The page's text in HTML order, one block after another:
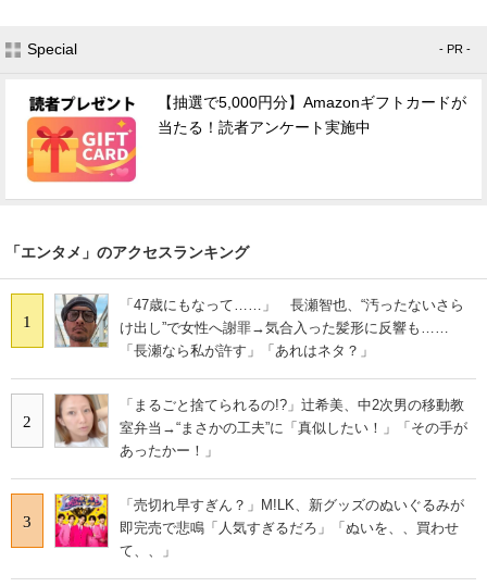
Special - PR -
【抽選で5,000円分】Amazonギフトカードが
当たる！読者アンケート実施中
「エンタメ」のアクセスランキング
1
「47歳にもなって……」 長瀬智也、“汚ったないさら
け出し”で女性へ謝罪→気合入った髪形に反響も……
「長瀬なら私が許す」「あれはネタ？」
2
「まるごと捨てられるの!?」辻希美、中2次男の移動教
室弁当→“まさかの工夫”に「真似したい！」「その手が
あったかー！」
3
「売切れ早すぎん？」M!LK、新グッズのぬいぐるみが
即完売で悲鳴「人気すぎるだろ」「ぬいを、、買わせ
て、、」